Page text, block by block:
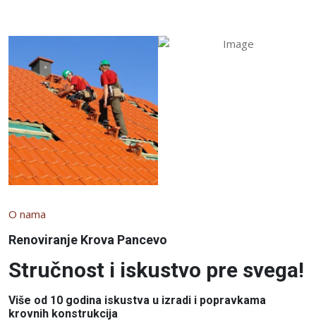
O nama
Renoviranje Krova Pancevo
Stručnost i iskustvo pre svega!
Više od 10 godina iskustva u izradi i popravkama
krovnih konstrukcija